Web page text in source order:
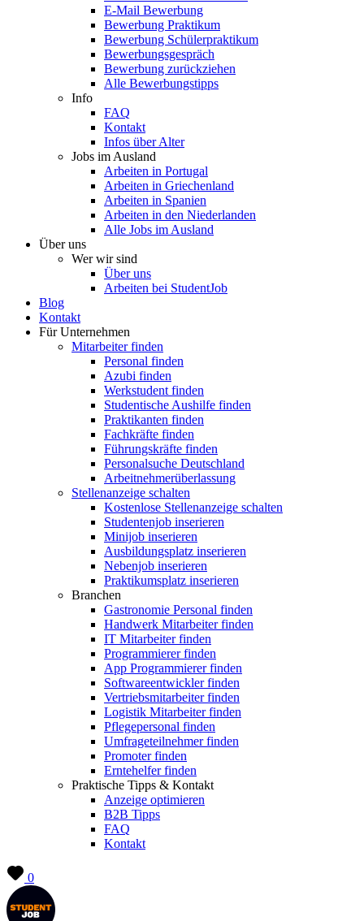
E-Mail Bewerbung
Bewerbung Praktikum
Bewerbung Schülerpraktikum
Bewerbungsgespräch
Bewerbung zurückziehen
Alle Bewerbungstipps
Info
FAQ
Kontakt
Infos über Alter
Jobs im Ausland
Arbeiten in Portugal
Arbeiten in Griechenland
Arbeiten in Spanien
Arbeiten in den Niederlanden
Alle Jobs im Ausland
Über uns
Wer wir sind
Über uns
Arbeiten bei StudentJob
Blog
Kontakt
Für Unternehmen
Mitarbeiter finden
Personal finden
Azubi finden
Werkstudent finden
Studentische Aushilfe finden
Praktikanten finden
Fachkräfte finden
Führungskräfte finden
Personalsuche Deutschland
Arbeitnehmerüberlassung
Stellenanzeige schalten
Kostenlose Stellenanzeige schalten
Studentenjob inserieren
Minijob inserieren
Ausbildungsplatz inserieren
Nebenjob inserieren
Praktikumsplatz inserieren
Branchen
Gastronomie Personal finden
Handwerk Mitarbeiter finden
IT Mitarbeiter finden
Programmierer finden
App Programmierer finden
Softwareentwickler finden
Vertriebsmitarbeiter finden
Logistik Mitarbeiter finden
Pflegepersonal finden
Umfrageteilnehmer finden
Promoter finden
Erntehelfer finden
Praktische Tipps & Kontakt
Anzeige optimieren
B2B Tipps
FAQ
Kontakt
0